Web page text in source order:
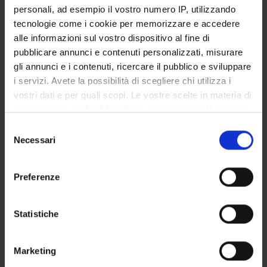
personali, ad esempio il vostro numero IP, utilizzando
tecnologie come i cookie per memorizzare e accedere
alle informazioni sul vostro dispositivo al fine di
pubblicare annunci e contenuti personalizzati, misurare
gli annunci e i contenuti, ricercare il pubblico e sviluppare
i servizi. Avete la possibilità di scegliere chi utilizza i
vostri dati e per quali scopi. Le vostre scelte in materia di
modificare o revocare il proprio consenso in qualsiasi
momento dalla Dichiarazione sui cookie o facendo clic
raccogliere informazioni sulla tua posizione
geografica, con un'approssimazione di qualche
Identificare il tuo dispositivo, scansionandolo
delNecessari
Preferenze
Statistiche
Marketing
PROJECT PARTICIPANTS
Giuseppe Lippi
Full Professor
RESEARCH AREAS INVOLVED IN THE PROJECT
Biochemistry & Molecular Biology (DBT)
Biochemistry & Molecular Biology (DBT) (DBT)
Biochemistry & Molecular Biology (DM) (DM)